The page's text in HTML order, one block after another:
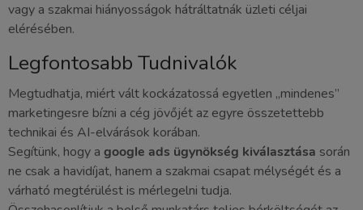
vagy a szakmai hiányosságok hátráltatnák üzleti céljai
elérésében.
Legfontosabb Tudnivalók
Megtudhatja, miért vált kockázatossá egyetlen „mindenes”
marketingesre bízni a cég jövőjét az egyre összetettebb
technikai és AI-elvárások korában.
Segítünk, hogy a google ads ügynökség kiválasztása során
ne csak a havidíjat, hanem a szakmai csapat mélységét és a
várható megtérülést is mérlegelni tudja.